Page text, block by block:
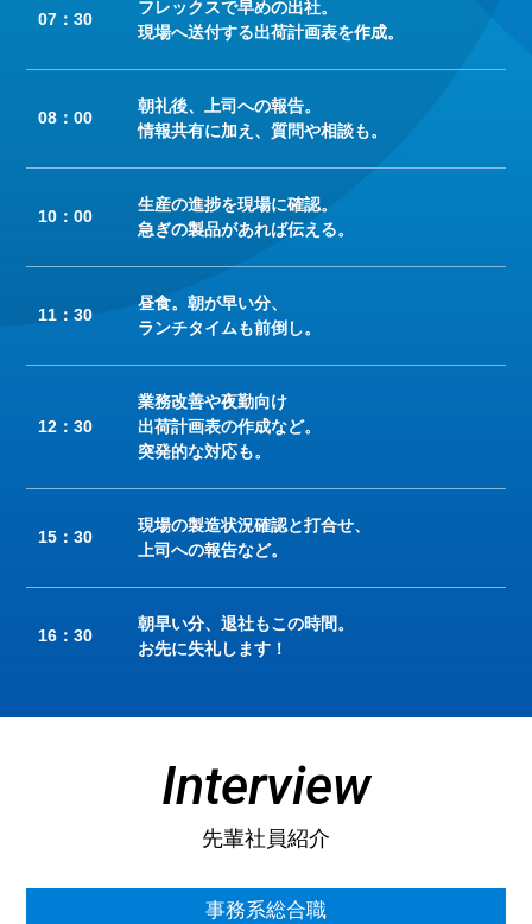
07：30
フレックスで早めの出社。
現場へ送付する出荷計画表を作成。
08：00
朝礼後、上司への報告。
情報共有に加え、質問や相談も。
10：00
生産の進捗を現場に確認。
急ぎの製品があれば伝える。
11：30
昼食。朝が早い分、
ランチタイムも前倒し。
12：30
業務改善や夜勤向け
出荷計画表の作成など。
突発的な対応も。
15：30
現場の製造状況確認と打合せ、
上司への報告など。
16：30
朝早い分、退社もこの時間。
お先に失礼します！
Interview
先輩社員紹介
事務系総合職